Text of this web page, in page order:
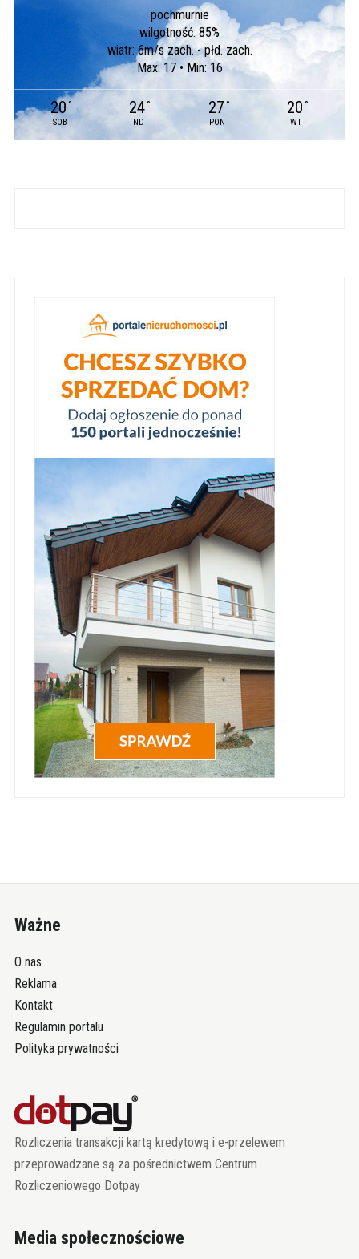
pochmurnie
wilgotność: 85%
wiatr: 6m/s zach. - płd. zach.
Max: 17 • Min: 16
20 °
SOB
24 °
ND
27 °
PON
20 °
WT
Ważne
O nas
Reklama
Kontakt
Regulamin portalu
Polityka prywatności
Rozliczenia transakcji kartą kredytową i e-przelewem
przeprowadzane są za pośrednictwem Centrum
Rozliczeniowego Dotpay
Media społecznościowe